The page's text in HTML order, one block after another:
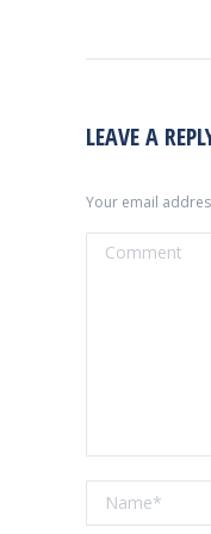
LEAVE A
Your email
Comment
Name *